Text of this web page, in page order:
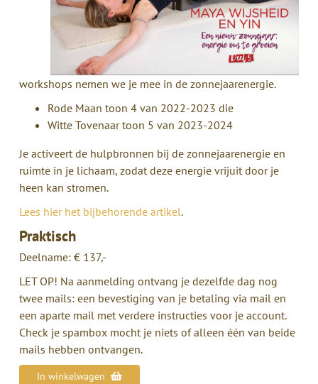
workshops nemen we je mee in de zonnejaarenergie.
Rode Maan toon 4 van 2022-2023 die
Witte Tovenaar toon 5 van 2023-2024
Je activeert de hulpbronnen bij de zonnejaarenergie en
ruimte in je lichaam, zodat deze energie vrijuit door je
heen kan stromen.
Lees hier het bijbehorende artikel.
Praktisch
Deelname: € 137,-
LET OP! Na aanmelding ontvang je dezelfde dag nog
twee mails: een bevestiging van je betaling via mail en
een aparte mail met verdere instructies voor je account.
Check je spambox mocht je niets of alleen één van beide
mails hebben ontvangen.
In winkelwagen